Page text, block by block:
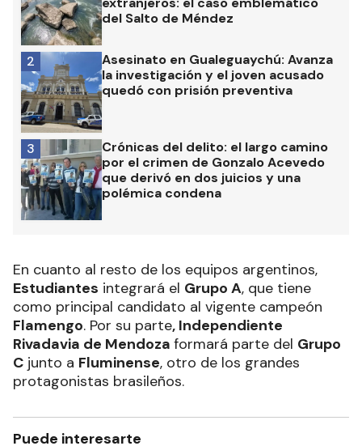
del Salto de Méndez
Asesinato en Gualeguaychú: Avanza
la investigación y el joven acusado
quedó con prisión preventiva
2
Crónicas del delito: el largo camino
por el crimen de Gonzalo Acevedo
que derivó en dos juicios y una
polémica condena
3
En cuanto al resto de los equipos argentinos,
Estudiantes integrará el Grupo A, que tiene
como principal candidato al vigente campeón
Flamengo. Por su parte, Independiente
Rivadavia de Mendoza formará parte del Grupo
C junto a Fluminense, otro de los grandes
protagonistas brasileños.
Puede interesarte